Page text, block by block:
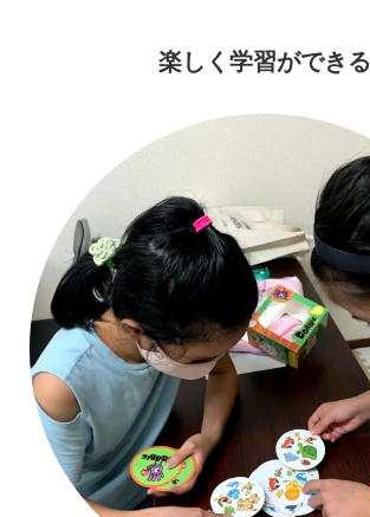
楽しく学習ができる